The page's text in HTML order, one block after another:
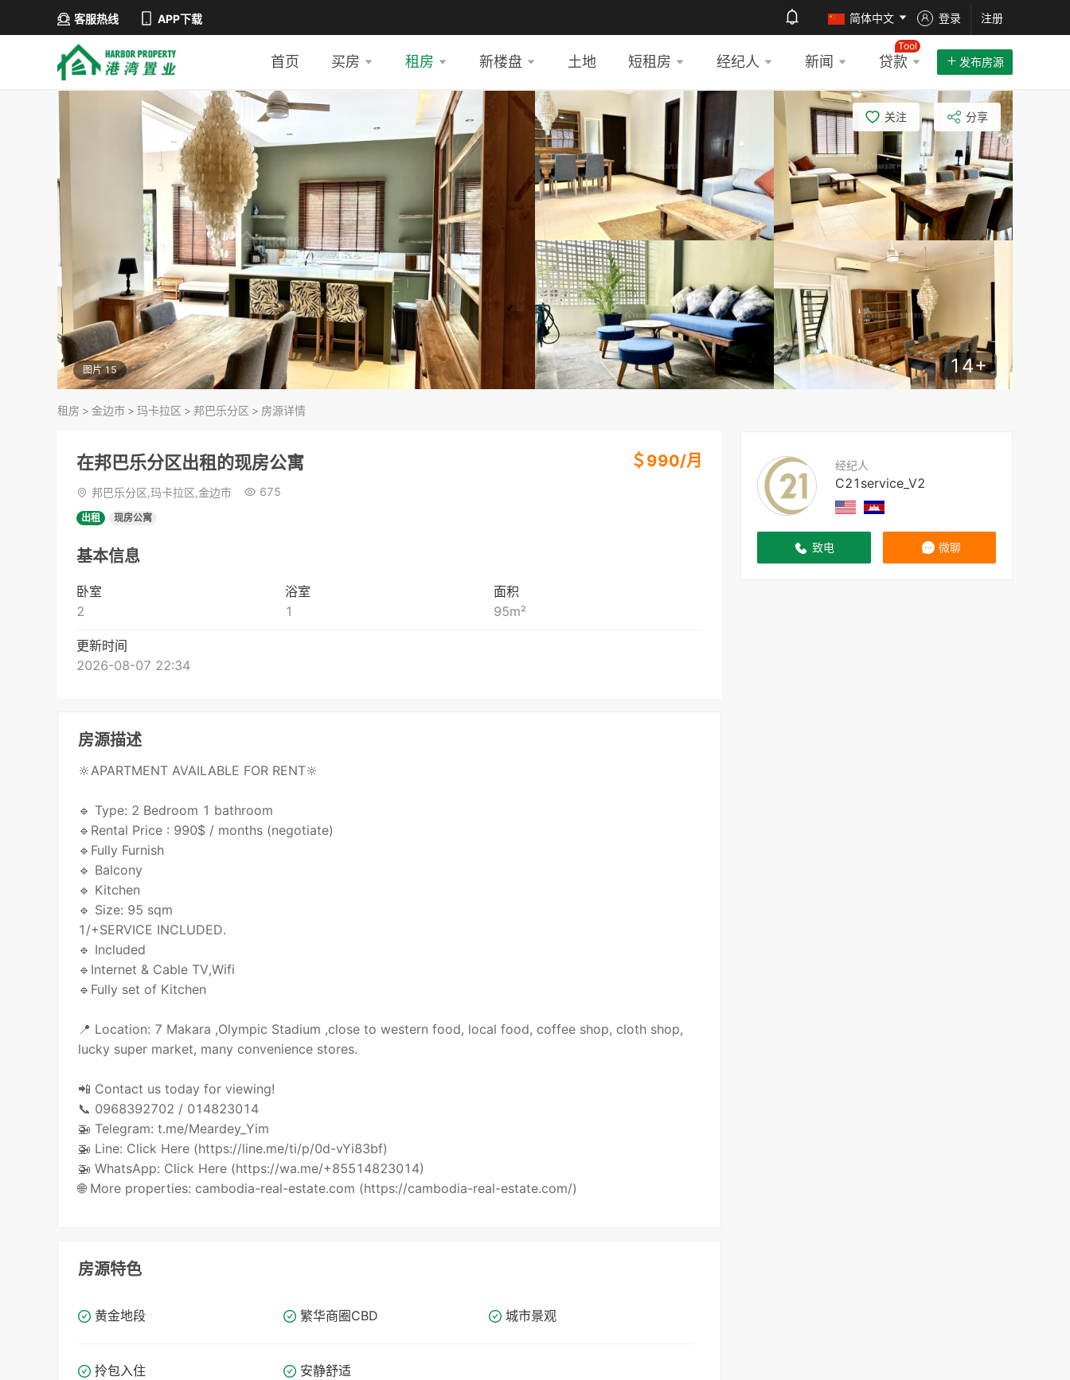
客服热线 APP下载 简体中文 登录 注册
首页 买房 租房 新楼盘 土地 短租房 经纪人 新闻 贷款
Tool
发布房源
图片 15 14+
关注 分享
租房 > 金边市 > 玛卡拉区 > 邦巴乐分区 > 房源详情
经纪人
C21service_V2
致电 微聊
在邦巴乐分区出租的现房公寓 ＄ 990/月
邦巴乐分区,玛卡拉区,金边市 675
出租 现房公寓
基本信息
卧室
2
浴室
1
面积
95m²
更新时间
2026-08-07 22:34
房源描述
🔆APARTMENT AVAILABLE FOR RENT🔆
🔹 Type: 2 Bedroom 1 bathroom
🔹Rental Price : 990$ / months (negotiate)
🔹Fully Furnish
🔹 Balcony
🔹 Kitchen
🔹 Size: 95 sqm
1/+SERVICE INCLUDED.
🔹 Included
🔹Internet & Cable TV,Wifi
🔹Fully set of Kitchen
📍 Location: 7 Makara ,Olympic Stadium ,close to western food, local food, coffee shop, cloth shop,
lucky super market, many convenience stores.
📲 Contact us today for viewing!
📞 0968392702 / 014823014
🚁 Telegram: t.me/Meardey_Yim
🚁 Line: Click Here (https://line.me/ti/p/0d-vYi83bf)
🚁 WhatsApp: Click Here (https://wa.me/+85514823014)
🌐 More properties: cambodia-real-estate.com (https://cambodia-real-estate.com/)
房源特色
黄金地段 繁华商圈​​CBD 城市景观
拎包入住 安静舒适